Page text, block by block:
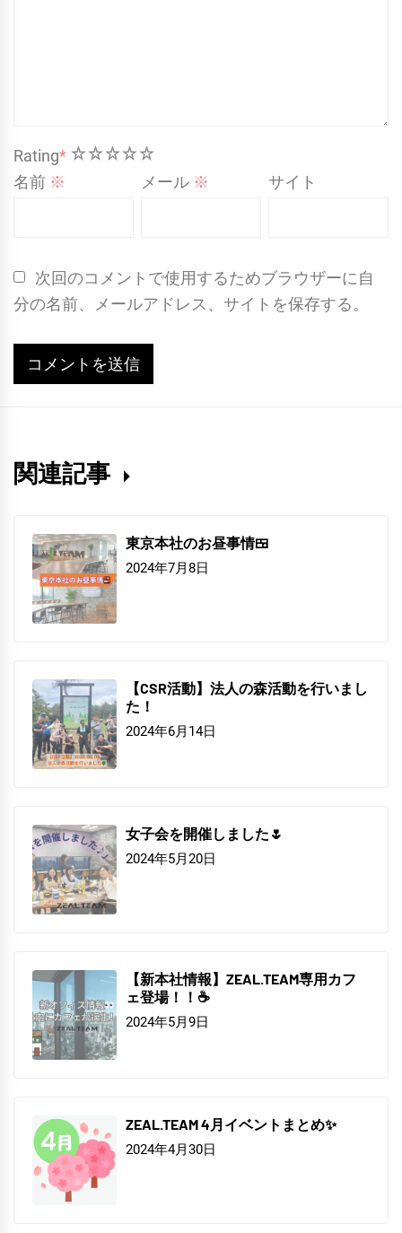
Rating* 5
4
3
2
1
名前 ※ メール ※ サイト
次回のコメントで使用するためブラウザーに自
分の名前、メールアドレス、サイトを保存する。
関連記事
東京本社のお昼事情🍱
2024年7月8日
【CSR活動】法人の森活動を行いまし
た！
2024年6月14日
女子会を開催しました🌷
2024年5月20日
【新本社情報】ZEAL.TEAM専用カフ
ェ登場！！☕
2024年5月9日
ZEAL.TEAM 4月イベントまとめ✨
2024年4月30日